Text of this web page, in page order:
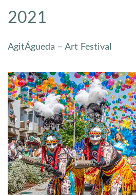
2021
AgitÁgueda – Art Festival